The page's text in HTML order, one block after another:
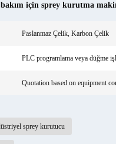
için sprey kurutma
Paslanmaz Çelik, Karbon Çelik
PLC programlama veya düğme
Quotation based on equipment
sprey kurutucu